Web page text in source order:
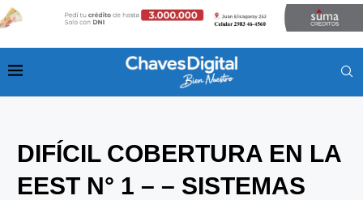
DIFÍCIL COBERTURA EN LA
EEST N° 1 – – SISTEMAS